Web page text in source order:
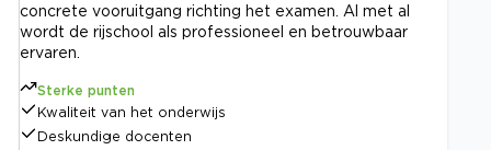
concrete vooruitgang richting het examen. Al met al
wordt de rijschool als professioneel en betrouwbaar
ervaren.
Sterke punten
Kwaliteit van het onderwijs
Deskundige docenten